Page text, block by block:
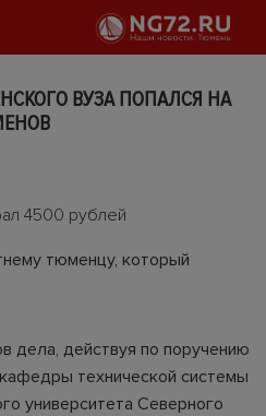
ВУЗА ПОПАЛСЯ НА
4500 рублей
тюменцу, который
дела, действуя по поручению
технической системы
университета Северного